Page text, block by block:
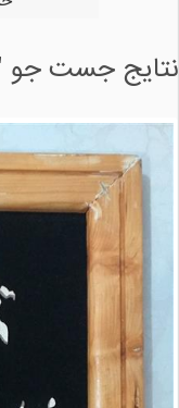
نتایج جست جو